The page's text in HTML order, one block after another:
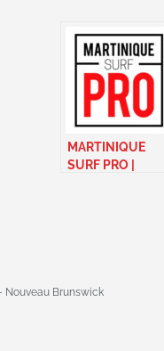
MARTINIQUE
SURF PRO |
Nouveau Brunswick